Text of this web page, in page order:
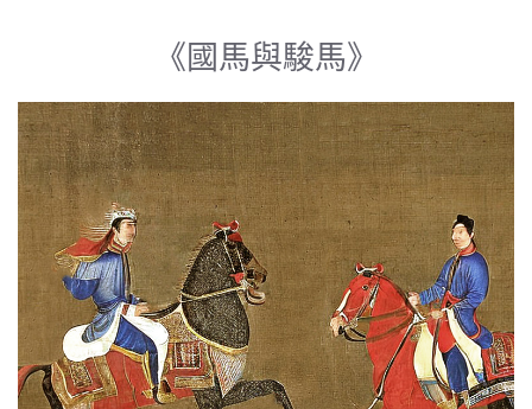
《國馬與駿馬》